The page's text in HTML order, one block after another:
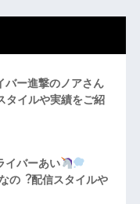
ー進撃のノアさん
タイルや実績をご紹
イバーあい
の︖配信スタイルや